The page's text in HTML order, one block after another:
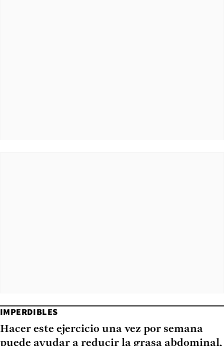
IMPERDIBLES
Hacer este ejercicio una vez por semana
puede ayudar a reducir la grasa abdominal,